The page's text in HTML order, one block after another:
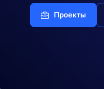
Проекты